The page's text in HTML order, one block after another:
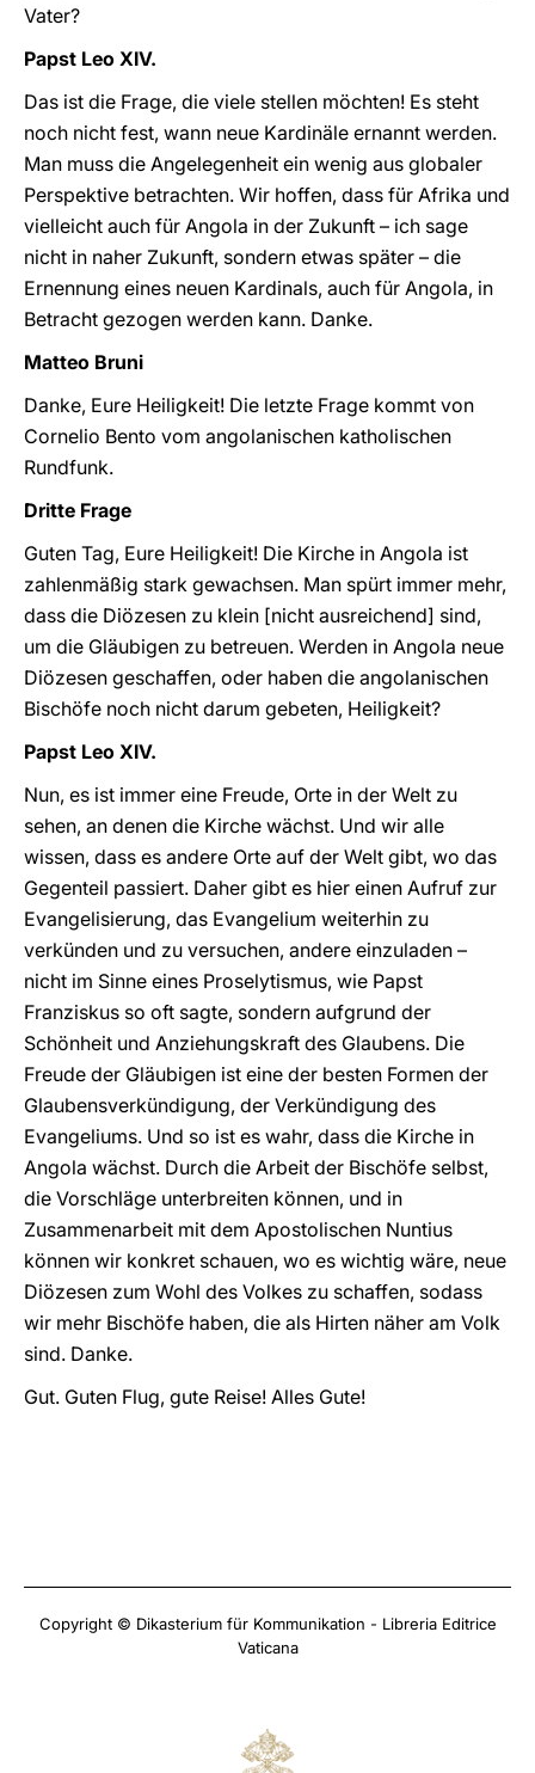
Vater?
Papst Leo XIV.
Das ist die Frage, die viele stellen möchten! Es steht
noch nicht fest, wann neue Kardinäle ernannt werden.
Man muss die Angelegenheit ein wenig aus globaler
Perspektive betrachten. Wir hoffen, dass für Afrika und
vielleicht auch für Angola in der Zukunft – ich sage
nicht in naher Zukunft, sondern etwas später – die
Ernennung eines neuen Kardinals, auch für Angola, in
Betracht gezogen werden kann. Danke.
Matteo Bruni
Danke, Eure Heiligkeit! Die letzte Frage kommt von
Cornelio Bento vom angolanischen katholischen
Rundfunk.
Dritte Frage
Guten Tag, Eure Heiligkeit! Die Kirche in Angola ist
zahlenmäßig stark gewachsen. Man spürt immer mehr,
dass die Diözesen zu klein [nicht ausreichend] sind,
um die Gläubigen zu betreuen. Werden in Angola neue
Diözesen geschaffen, oder haben die angolanischen
Bischöfe noch nicht darum gebeten, Heiligkeit?
Papst Leo XIV.
Nun, es ist immer eine Freude, Orte in der Welt zu
sehen, an denen die Kirche wächst. Und wir alle
wissen, dass es andere Orte auf der Welt gibt, wo das
Gegenteil passiert. Daher gibt es hier einen Aufruf zur
Evangelisierung, das Evangelium weiterhin zu
verkünden und zu versuchen, andere einzuladen –
nicht im Sinne eines Proselytismus, wie Papst
Franziskus so oft sagte, sondern aufgrund der
Schönheit und Anziehungskraft des Glaubens. Die
Freude der Gläubigen ist eine der besten Formen der
Glaubensverkündigung, der Verkündigung des
Evangeliums. Und so ist es wahr, dass die Kirche in
Angola wächst. Durch die Arbeit der Bischöfe selbst,
die Vorschläge unterbreiten können, und in
Zusammenarbeit mit dem Apostolischen Nuntius
können wir konkret schauen, wo es wichtig wäre, neue
Diözesen zum Wohl des Volkes zu schaffen, sodass
wir mehr Bischöfe haben, die als Hirten näher am Volk
sind. Danke.
Gut. Guten Flug, gute Reise! Alles Gute!
Copyright © Dikasterium für Kommunikation - Libreria Editrice
Vaticana